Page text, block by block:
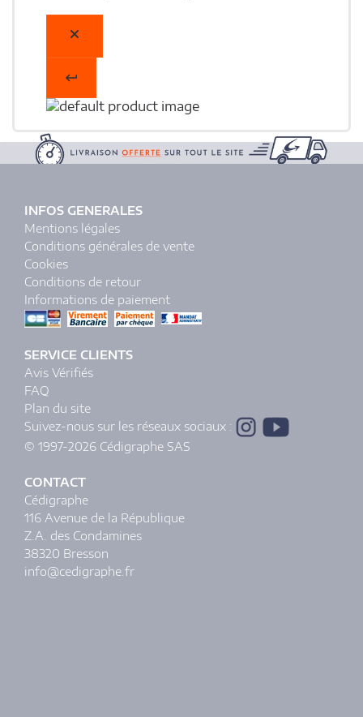
INFOS GENERALES
Mentions légales
Conditions générales de vente
Cookies
Conditions de retour
Informations de paiement
SERVICE CLIENTS
Avis Vérifiés
FAQ
Plan du site
Suivez-nous sur les réseaux sociaux :
© 1997-2026 Cédigraphe SAS
CONTACT
Cédigraphe
116 Avenue de la République
Z.A. des Condamines
38320 Bresson
info@cedigraphe.fr